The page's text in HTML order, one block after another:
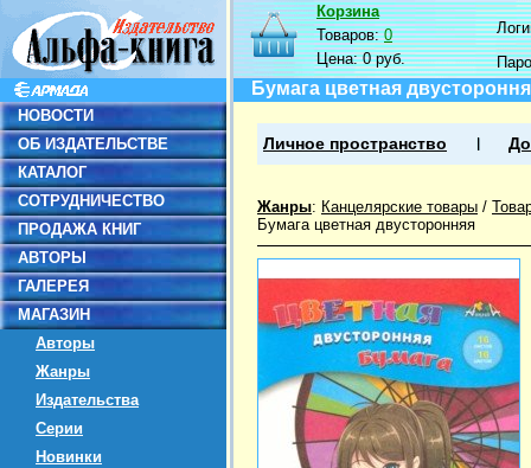
НОВОСТИ
ОБ ИЗДАТЕЛЬСТВЕ
КАТАЛОГ
СОТРУДНИЧЕСТВО
ПРОДАЖА КНИГ
АВТОРЫ
ГАЛЕРЕЯ
МАГАЗИН
Авторы
Жанры
Издательства
Серии
Новинки
Корзина
Товаров:0
Цена:0 руб.
Бумага цветная
Личное пространство
Жанры: Канцелярские товары /
Бумага цветная двусторонняя